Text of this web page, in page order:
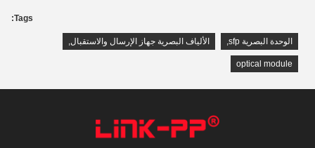
Tags:
الوحدة البصرية sfp , الألياف البصرية جهاز الإرسال والاستقبال,
optical module